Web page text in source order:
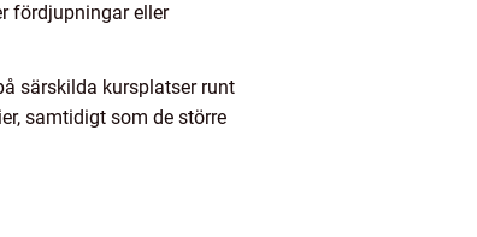
fördjupningar eller
särskilda kursplatser runt
samtidigt som de större